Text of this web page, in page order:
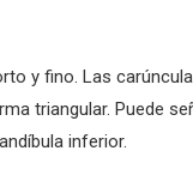
y fino. Las
triangular. Puede
inferior.